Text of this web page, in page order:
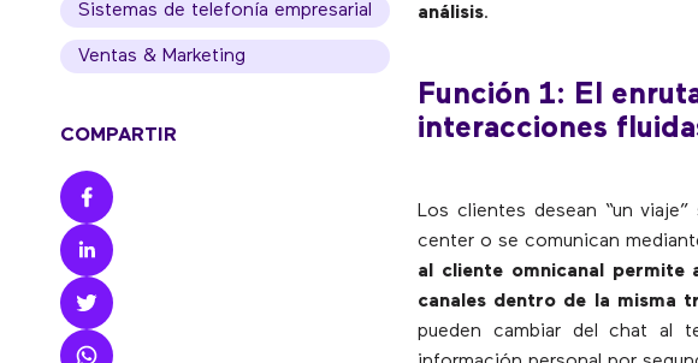
análisis.
Función 1: El
interacciones
Los clientes desean “un
center o se comunican
al cliente omnicanal permite
canales dentro de la misma
pueden cambiar del chat al
Sistemas de telefonía empresarial
Ventas & Marketing
COMPARTIR